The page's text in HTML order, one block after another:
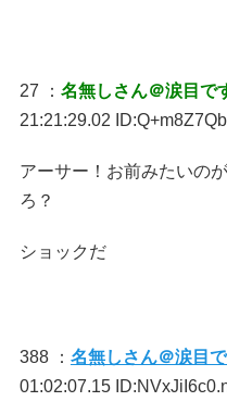
27 ： 名無しさん＠涙目で
21:21:29.02
アーサー！お前みたいの
ろ？
ショックだ
388 ： 名無しさん＠涙目で
01:02:07.15